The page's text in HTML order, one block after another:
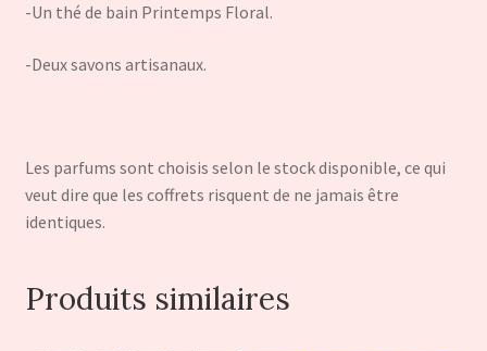
-Un thé de bain Printemps Floral.
-Deux savons artisanaux.
Les parfums sont choisis selon le stock disponible, ce qui
veut dire que les coffrets risquent de ne jamais être
identiques.
Produits similaires